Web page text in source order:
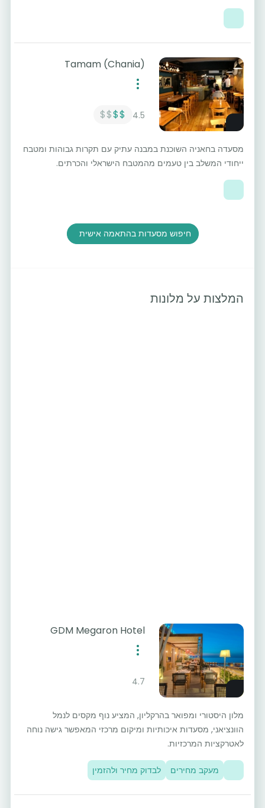
Tamam (Chania)
4.5
$$
$$
מסעדה בחאניה השוכנת במבנה עתיק עם תקרות גבוהות ומטבח
ייחודי המשלב בין טעמים מהמטבח הישראלי והכרתים.
חיפוש מסעדות בהתאמה אישית
המלצות על מלונות
GDM Megaron Hotel
4.7
מלון היסטורי ומפואר בהרקליון, המציע נוף מקסים לנמל
הוונציאני, מסעדות איכותיות ומיקום מרכזי המאפשר גישה נוחה
לאטרקציות המרכזיות.
מעקב מחירים לבדוק מחיר ולהזמין